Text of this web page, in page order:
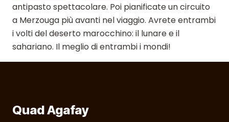
antipasto spettacolare. Poi pianificate un circuito
a Merzouga più avanti nel viaggio. Avrete entrambi
i volti del deserto marocchino: il lunare e il
sahariano. Il meglio di entrambi i mondi!
Quad Agafay